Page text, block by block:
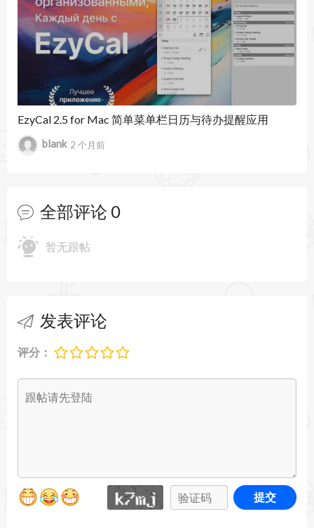
EzyCal 2.5 for Mac 简单菜单栏日历与待办提醒应用
blank 2 个月前
全部评论 0
暂无跟帖
发表评论
评分：
提交